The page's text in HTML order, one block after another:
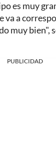
es muy
va a
muy bien",
PUBLICIDAD